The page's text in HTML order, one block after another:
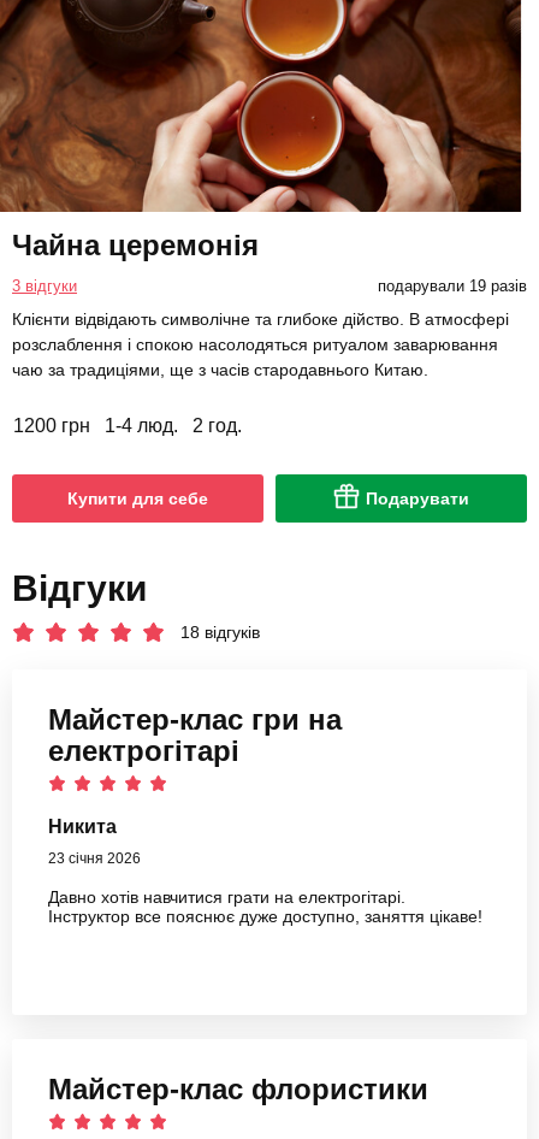
Чайна церемонія
3 відгуки подарували 19 разів
Клієнти відвідають символічне та глибоке дійство. В атмосфері
розслаблення і спокою насолодяться ритуалом заварювання
чаю за традиціями, ще з часів стародавнього Китаю.
1200 грн 1-4 люд. 2 год.
Купити для себе Подарувати
Відгуки
18 відгуків
Майстер-клас гри на
електрогітарі
Никита
23 січня 2026
Давно хотів навчитися грати на електрогітарі.
Інструктор все пояснює дуже доступно, заняття цікаве!
Майстер-клас флористики